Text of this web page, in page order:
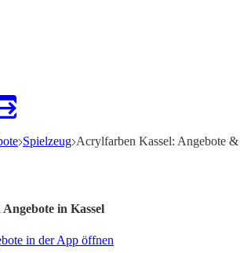
Spielzeug Acrylfarben Kassel: Angebote &
in Kassel
in der App öffnen